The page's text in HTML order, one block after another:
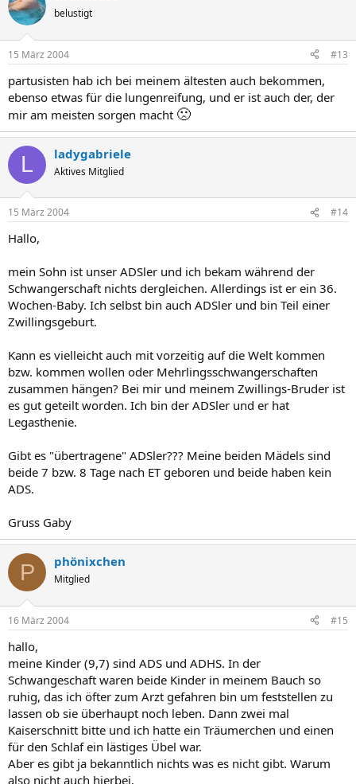
belustigt
15 März 2004 #13
partusisten hab ich bei meinem ältesten auch bekommen,
ebenso etwas für die lungenreifung, und er ist auch der, der
mir am meisten sorgen macht 🙁
L ladygabriele
Aktives Mitglied
15 März 2004 #14
Hallo,
mein Sohn ist unser ADSler und ich bekam während der
Schwangerschaft nichts dergleichen. Allerdings ist er ein 36.
Wochen-Baby. Ich selbst bin auch ADSler und bin Teil einer
Zwillingsgeburt.
Kann es vielleicht auch mit vorzeitig auf die Welt kommen
bzw. kommen wollen oder Mehrlingsschwangerschaften
zusammen hängen? Bei mir und meinem Zwillings-Bruder ist
es gut geteilt worden. Ich bin der ADSler und er hat
Legasthenie.
Gibt es "übertragene" ADSler??? Meine beiden Mädels sind
beide 7 bzw. 8 Tage nach ET geboren und beide haben kein
ADS.
Gruss Gaby
P phönixchen
Mitglied
16 März 2004 #15
hallo,
meine Kinder (9,7) sind ADS und ADHS. In der
Schwangeschaft waren beide Kinder in meinem Bauch so
ruhig, das ich öfter zum Arzt gefahren bin um feststellen zu
lassen ob sie überhaupt noch leben. Dann zwei mal
Kaiserschnitt bitte und ich hatte ein Träumerchen und einen
für den Schlaf ein lästiges Übel war.
Aber es gibt ja bekanntlich nichts was es nicht gibt. Warum
also nicht auch hierbei.